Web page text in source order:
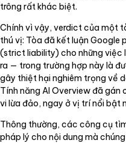
trông rất khác biệt.
Chính vì vậy, verdict của một
thú vị: Tòa đã kết luận Google
(strict liability) cho những việc
ra — trong trường hợp này là
gây thiệt hại nghiêm trọng về
Tính năng AI Overview đã
vi lừa đảo, ngay ở vị trí nổi bật
Thông thường, các công cụ
pháp lý cho nội dung mà